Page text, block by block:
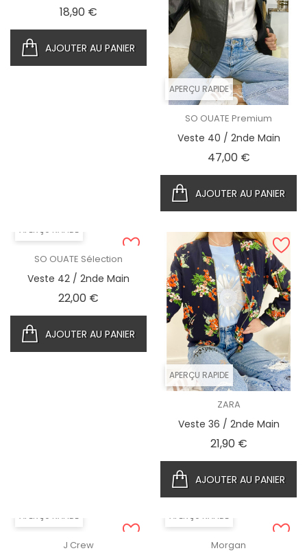
18,90 €
AJOUTER AU PANIER
APERÇU RAPIDE
SO OUATE Premium
Veste 40 / 2nde Main
47,00 €Prix
AJOUTER AU PANIER
APERÇU RAPIDE
SO OUATE Sélection
Veste 42 / 2nde Main
22,00 €
AJOUTER AU PANIER
APERÇU RAPIDE
ZARA
Veste 36 / 2nde Main
21,90 €Prix
AJOUTER AU PANIER
APERÇU RAPIDE
J Crew
APERÇU RAPIDE
Morgan